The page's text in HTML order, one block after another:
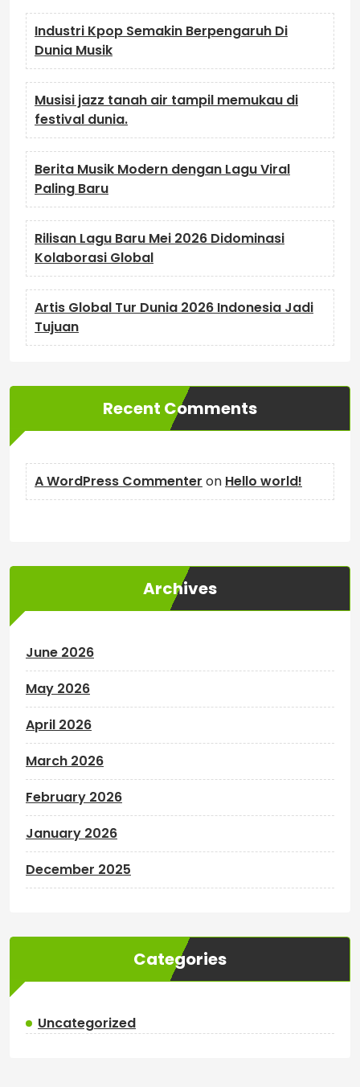
Industri Kpop Semakin Berpengaruh Di
Dunia Musik
Musisi jazz tanah air tampil memukau di
festival dunia.
Berita Musik Modern dengan Lagu Viral
Paling Baru
Rilisan Lagu Baru Mei 2026 Didominasi
Kolaborasi Global
Artis Global Tur Dunia 2026 Indonesia Jadi
Tujuan
Recent Comments
A WordPress Commenter on Hello world!
Archives
June 2026
May 2026
April 2026
March 2026
February 2026
January 2026
December 2025
Categories
Uncategorized